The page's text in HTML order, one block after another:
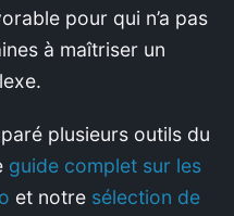
pour qui n’a pas
à maîtriser un
plusieurs outils du
guide complet sur les
et notre sélection de